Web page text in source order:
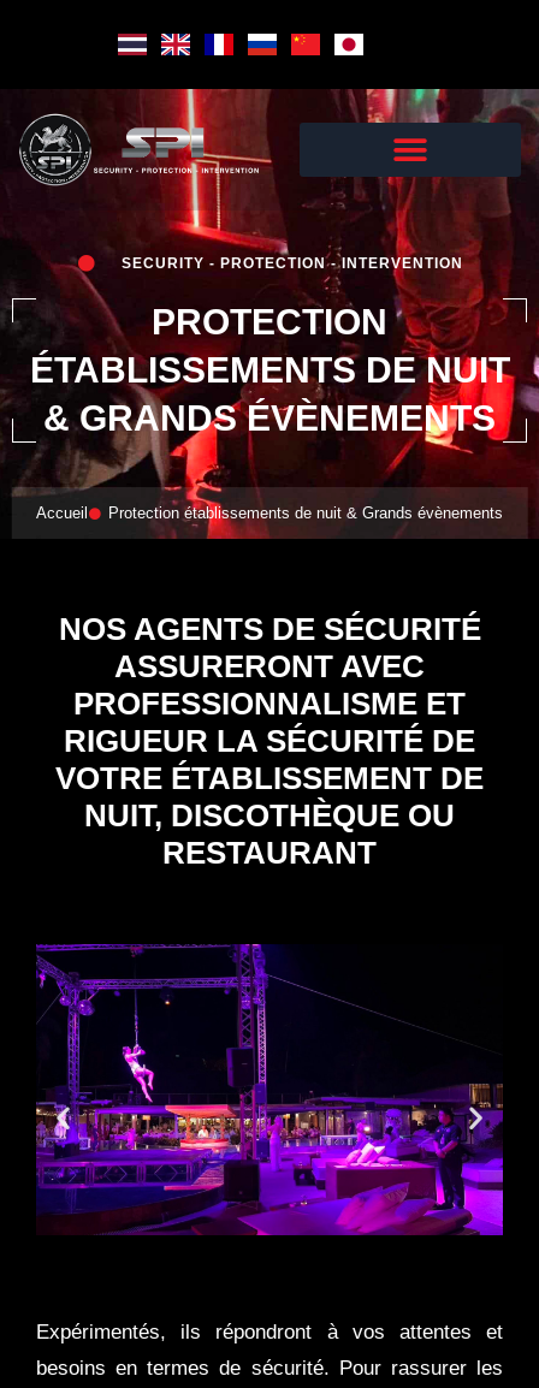
content
SECURITY - PROTECTION - INTERVENTION
PROTECTION
ÉTABLISSEMENTS DE NUIT
& GRANDS ÉVÈNEMENTS
Accueil Protection établissements de nuit & Grands évènements
NOS AGENTS DE SÉCURITÉ
ASSURERONT AVEC
PROFESSIONNALISME ET
RIGUEUR LA SÉCURITÉ DE
VOTRE ÉTABLISSEMENT DE
NUIT, DISCOTHÈQUE OU
RESTAURANT
Expérimentés, ils répondront à vos attentes et
besoins en termes de sécurité. Pour rassurer les